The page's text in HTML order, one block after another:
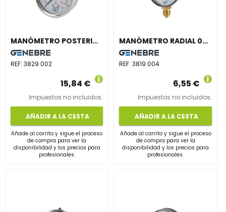
MANÓMETRO POSTERIOR BSP DIÁMETRO 63 GLICERINA 0-2,5 INOXIDABLE
REF: 3829 002
15,84 €
Impuestos no incluidos.
AÑADIR A LA CESTA
Añade al carrito y sigue el proceso
de compra para ver la
disponibilidad y los precios para
profesionales.
MANÓMETRO RADIAL 0-4 SERIE ESCUADRA DIÁMETRO 53 INDICADOR ROJO
REF:3819 004
6,55 €
Impuestos no incluidos.
AÑADIR A LA CESTA
Añade al carrito y sigue el proceso
de compra para ver la
disponibilidad y los precios para
profesionales.